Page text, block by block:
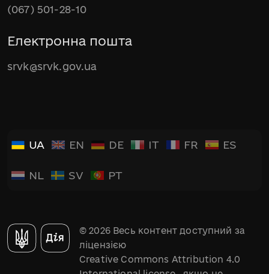
(067) 501-28-10
Електронна пошта
srvk@srvk.gov.ua
UA EN DE IT FR ES
NL SV PT
© 2026 Весь контент доступний за
ліцензією
Creative Commons Attribution 4.0